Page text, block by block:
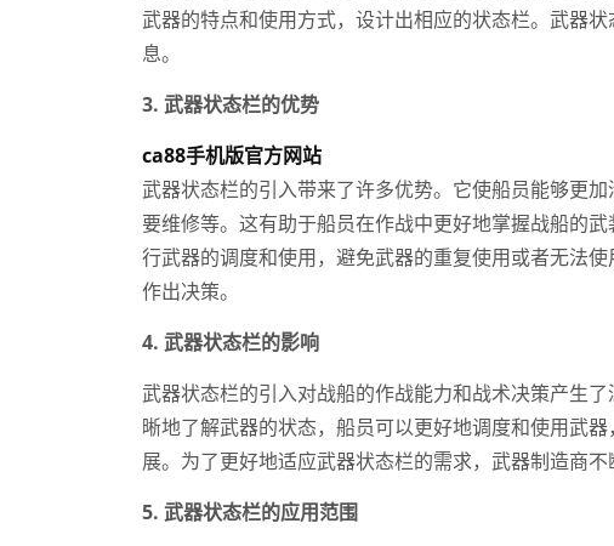
武器的特点和使用方式，设计出相应的状态栏。武器
息。
3. 武器状态栏的优势
ca88手机版官方网站
武器状态栏的引入带来了许多优势。它使船员能够更
要维修等。这有助于船员在作战中更好地掌握战船的
行武器的调度和使用，避免武器的重复使用或者无法
作出决策。
4. 武器状态栏的影响
武器状态栏的引入对战船的作战能力和战术决策产生
晰地了解武器的状态，船员可以更好地调度和使用武
展。为了更好地适应武器状态栏的需求，武器制造商
5. 武器状态栏的应用范围